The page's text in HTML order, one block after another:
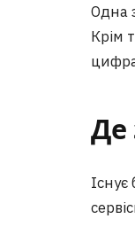
Одна
Крім
Де